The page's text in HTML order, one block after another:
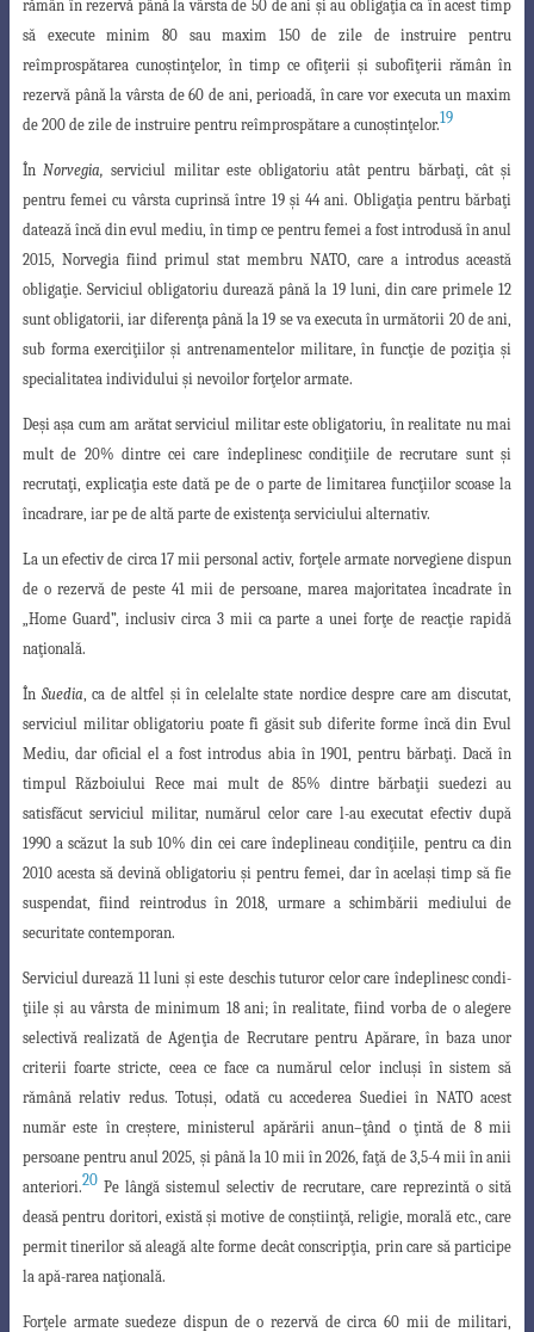
rămân în rezervă până la vârsta de 50 de ani şi au obligaţia ca în acest timp
să execute minim 80 sau maxim 150 de zile de instruire pentru
reîmprospătarea cunoştinţelor, în timp ce ofiţeriişi subofiţerii rămân în
rezervă până la vârsta de 60 de ani, perioadă, în care vor executa un maxim
de 200 de zile de instruire pentru reîmprospătare a cunoştinţelor.19
În Norvegia,serviciul militar este obligatoriu atât pentru bărbaţi, câtşi
pentru femei cu vârsta cuprinsă între 19 şi 44 ani. Obligaţia pentru bărbaţi
datează încă din evul mediu, în timp ce pentru femei a fost introdusă în anul
2015, Norvegia fiind primul stat membru NATO, care a introdus această
obligaţie. Serviciul obligatoriu durează până la 19 luni, din care primele 12
sunt obligatorii, iar diferenţa până la 19 se va executa în următorii 20 de ani,
sub forma exerciţiilorşi antrenamentelor militare, în funcţie de poziţiaşi
specialitatea individului şi nevoilor forţelor armate.
Deşi aşa cum am arătat serviciul militar este obligatoriu, în realitate nu mai
mult de 20% dintre cei care îndeplinesc condiţiile de recrutare suntşi
recrutaţi, explicaţia este dată pe de o parte de limitarea funcţiilor scoase la
încadrare, iar pe de altă parte de existenţa serviciului alternativ.
La un efectiv de circa 17 mii personal activ, forţele armate norvegiene dispun
de o rezervă de peste 41 mii de persoane, marea majoritatea încadrate în
„Home Guard”, inclusiv circa 3 mii ca parte a unei forţe de reacţie rapidă
naţională.
În Suedia , ca de altfel şi în celelalte state nordice despre care am discutat,
serviciul militar obligatoriu poate fi găsit sub diferite forme încă din Evul
Mediu, dar oficial el a fost introdus abia în 1901, pentru bărbaţi. Dacă în
timpul Războiului Rece mai mult de 85% dintre bărbaţii suedezi au
satisfăcut serviciul militar, numărul celor care l-au executat efectiv după
1990 a scăzut la sub 10% din cei care îndeplineau condiţiile, pentru ca din
2010 acesta să devină obligatoriu şi pentru femei, dar în acelaşi timp să fie
suspendat, fiind reintrodus în 2018, urmare a schimbării mediului de
securitate contemporan.
Serviciul durează 11 luni şi este deschis tuturor celor care îndeplinesc condi-
ţiileşi au vârsta de minimum 18 ani; în realitate, fiind vorba de o alegere
selectivă realizată de Agenţia de Recrutare pentru Apărare, în baza unor
criterii foarte stricte, ceea ce face ca numărul celor incluşi în sistem să
rămână relativ redus. Totuşi, odată cu accederea Suediei în NATO acest
număr este în creştere, ministerul apărării anun–ţând o ţintă de 8 mii
persoane pentru anul 2025, şi până la 10 mii în 2026, faţă de 3,5-4 mii în anii
anteriori.20Pe lângă sistemul selectiv de recrutare, care reprezintă o sită
deasă pentru doritori, existăşi motive de conştiinţă, religie, morală etc., care
permit tinerilor să aleagă alte forme decât conscripţia, prin care să participe
la apă-rarea naţională.
Forţele armate suedeze dispun de o rezervă de circa 60 mii de militari,